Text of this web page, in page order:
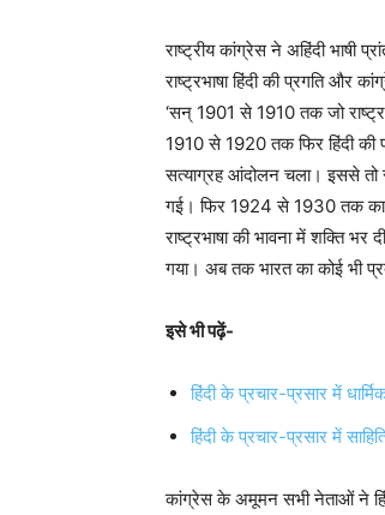
राष्ट्रीय कांग्रेस ने अहिंदी भाषी
राष्ट्रभाषा हिंदी की प्रगति और
‘सन् 1901 से 1910 तक जो
1910 से 1920 तक फिर हिंदी
सत्याग्रह आंदोलन चला। इससे तो
गई। फिर 1924 से 1930 तक का
राष्ट्रभाषा की भावना में शक्ति
गया। अब तक भारत का कोई भी
इसे भी पढ़ें-
हिंदी के प्रचार-प्रसार में
हिंदी के प्रचार-प्रसार में
कांग्रेस के अमूमन सभी नेताओं ने